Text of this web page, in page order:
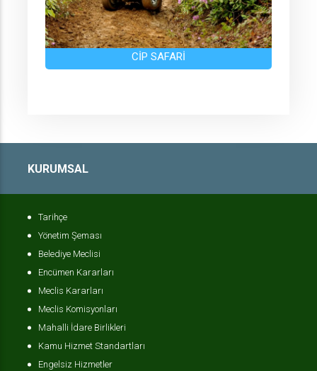
CİP SAFARİ
KURUMSAL
Tarihçe
Yönetim Şeması
Belediye Meclisi
Encümen Kararları
Meclis Kararları
Meclis Komisyonları
Mahalli İdare Birlikleri
Kamu Hizmet Standartları
Engelsiz Hizmetler